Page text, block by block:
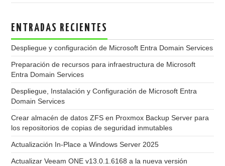
ENTRADAS RECIENTES
Despliegue y configuración de Microsoft Entra Domain Services
Preparación de recursos para infraestructura de Microsoft
Entra Domain Services
Despliegue, Instalación y Configuración de Microsoft Entra
Domain Services
Crear almacén de datos ZFS en Proxmox Backup Server para
los repositorios de copias de seguridad inmutables
Actualización In-Place a Windows Server 2025
Actualizar Veeam ONE v13.0.1.6168 a la nueva versión